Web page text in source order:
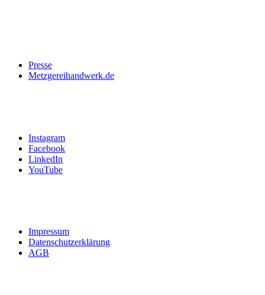
Presse
Metzgereihandwerk.de
Instagram
Facebook
LinkedIn
YouTube
Impressum
Datenschutzerklärung
AGB